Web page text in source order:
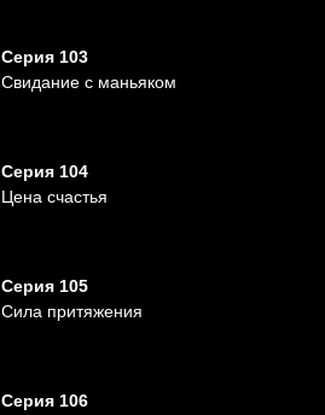
Серия 103
Свидание с маньяком
Серия 104
Цена счастья
Серия 105
Сила притяжения
Серия 106